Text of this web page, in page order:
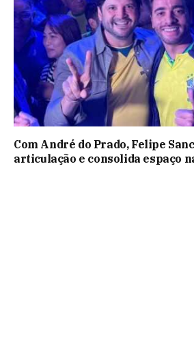
Com André do Prado, Felipe
articulação e consolida espaço